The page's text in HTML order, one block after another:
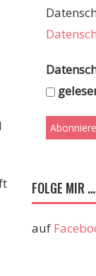
FOLGE MIR …
auf